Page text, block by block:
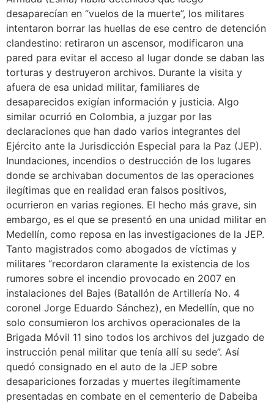
desaparecían en “vuelos de la muerte”, los militares
intentaron borrar las huellas de ese centro de detención
clandestino: retiraron un ascensor, modificaron una
pared para evitar el acceso al lugar donde se daban las
torturas y destruyeron archivos. Durante la visita y
afuera de esa unidad militar, familiares de
desaparecidos exigían información y justicia. Algo
similar ocurrió en Colombia, a juzgar por las
declaraciones que han dado varios integrantes del
Ejército ante la Jurisdicción Especial para la Paz (JEP).
Inundaciones, incendios o destrucción de los lugares
donde se archivaban documentos de las operaciones
ilegítimas que en realidad eran falsos positivos,
ocurrieron en varias regiones. El hecho más grave, sin
embargo, es el que se presentó en una unidad militar en
Medellín, como reposa en las investigaciones de la JEP.
Tanto magistrados como abogados de víctimas y
militares “recordaron claramente la existencia de los
rumores sobre el incendio provocado en 2007 en
instalaciones del Bajes (Batallón de Artillería No. 4
coronel Jorge Eduardo Sánchez), en Medellín, que no
solo consumieron los archivos operacionales de la
Brigada Móvil 11 sino todos los archivos del juzgado de
instrucción penal militar que tenía allí su sede”. Así
quedó consignado en el auto de la JEP sobre
desapariciones forzadas y muertes ilegítimamente
presentadas en combate en el cementerio de Dabeiba